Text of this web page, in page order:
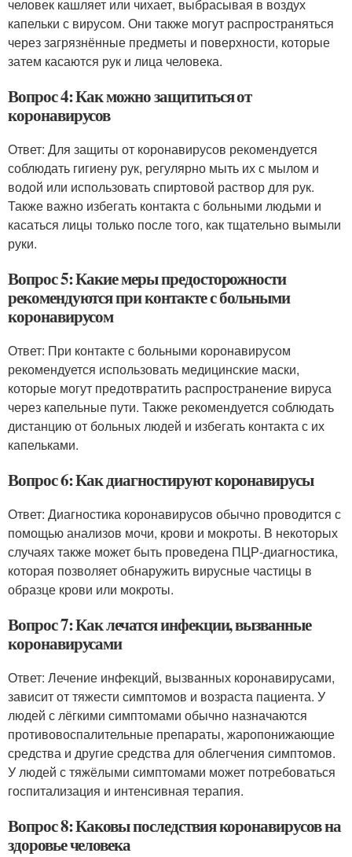
человек кашляет или чихает, выбрасывая в воздух
капельки с вирусом. Они также могут распространяться
через загрязнённые предметы и поверхности, которые
затем касаются рук и лица человека.
Вопрос 4: Как можно защититься от
коронавирусов
Ответ: Для защиты от коронавирусов рекомендуется
соблюдать гигиену рук, регулярно мыть их с мылом и
водой или использовать спиртовой раствор для рук.
Также важно избегать контакта с больными людьми и
касаться лицы только после того, как тщательно вымыли
руки.
Вопрос 5: Какие меры предосторожности
рекомендуются при контакте с больными
коронавирусом
Ответ: При контакте с больными коронавирусом
рекомендуется использовать медицинские маски,
которые могут предотвратить распространение вируса
через капельные пути. Также рекомендуется соблюдать
дистанцию от больных людей и избегать контакта с их
капельками.
Вопрос 6: Как диагностируют коронавирусы
Ответ: Диагностика коронавирусов обычно проводится с
помощью анализов мочи, крови и мокроты. В некоторых
случаях также может быть проведена ПЦР-диагностика,
которая позволяет обнаружить вирусные частицы в
образце крови или мокроты.
Вопрос 7: Как лечатся инфекции, вызванные
коронавирусами
Ответ: Лечение инфекций, вызванных коронавирусами,
зависит от тяжести симптомов и возраста пациента. У
людей с лёгкими симптомами обычно назначаются
противовоспалительные препараты, жаропонижающие
средства и другие средства для облегчения симптомов.
У людей с тяжёлыми симптомами может потребоваться
госпитализация и интенсивная терапия.
Вопрос 8: Каковы последствия коронавирусов на
здоровье человека